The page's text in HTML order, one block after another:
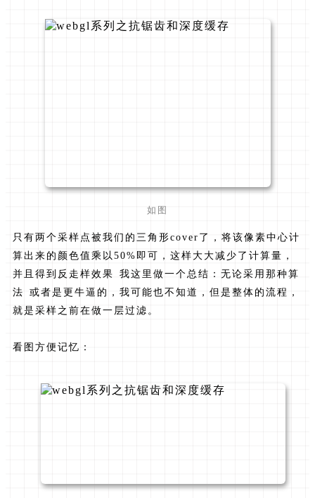
如图
只有两个采样点被我们的三角形cover了，将该像素中心计
算出来的颜色值乘以50%即可，这样大大减少了计算量，
并且得到反走样效果 我这里做一个总结：无论采用那种算
法 或者是更牛逼的，我可能也不知道，但是整体的流程，
就是采样之前在做一层过滤。
看图方便记忆：